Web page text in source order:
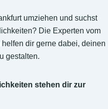
umziehen und suchst
Die Experten vom
dir gerne dabei, deinen
gestalten.
stehen dir zur